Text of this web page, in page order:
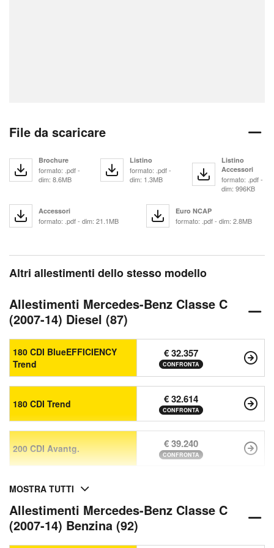
File da scaricare
Brochure
formato: .pdf -
dim: 8.6MB
Listino
formato: .pdf -
dim: 1.3MB
Listino
Accessori
formato: .pdf -
dim: 996KB
Accessori
formato: .pdf - dim: 21.1MB
Euro NCAP
formato: .pdf - dim: 2.8MB
Altri allestimenti dello stesso modello
Allestimenti Mercedes-Benz Classe C
(2007-14) Diesel (87)
180 CDI BlueEFFICIENCY
Trend
€ 32.357
CONFRONTA
180 CDI Trend € 32.614
CONFRONTA
200 CDI Avantg. € 39.240
CONFRONTA
MOSTRA TUTTI
Allestimenti Mercedes-Benz Classe C
(2007-14) Benzina (92)